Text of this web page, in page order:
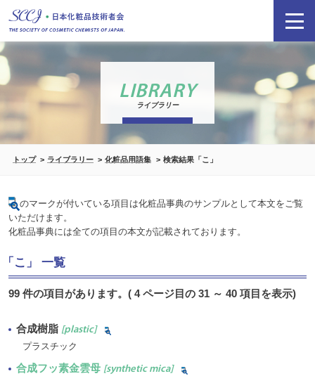
LIBRARY
ライブラリー
トップ ライブラリー 化粧品用語集 検索結果「こ」
のマークが付いている項目は化粧品事典のサンプルとして本文をご覧
いただけます。
化粧品事典には全ての項目の本文が記載されております。
「こ」 一覧
99 件の項目があります。( 4 ページ目の 31 ～ 40 項目を表示)
合成樹脂 [plastic]
プラスチック
合成フッ素金雲母 [synthetic mica]